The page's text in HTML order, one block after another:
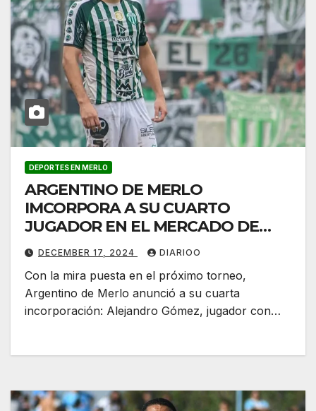
DEPORTES EN MERLO
ARGENTINO DE MERLO
IMCORPORA A SU CUARTO
JUGADOR EN EL MERCADO DE
PASES
DECEMBER 17, 2024 DIARIOO
Con la mira puesta en el próximo torneo,
Argentino de Merlo anunció a su cuarta
incorporación: Alejandro Gómez, jugador con…